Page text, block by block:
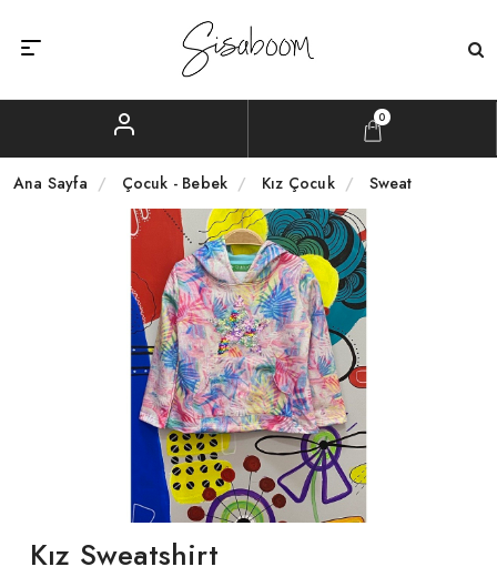
0
Ana Sayfa Çocuk - Bebek Kız Çocuk Sweat
Kız Sweatshirt